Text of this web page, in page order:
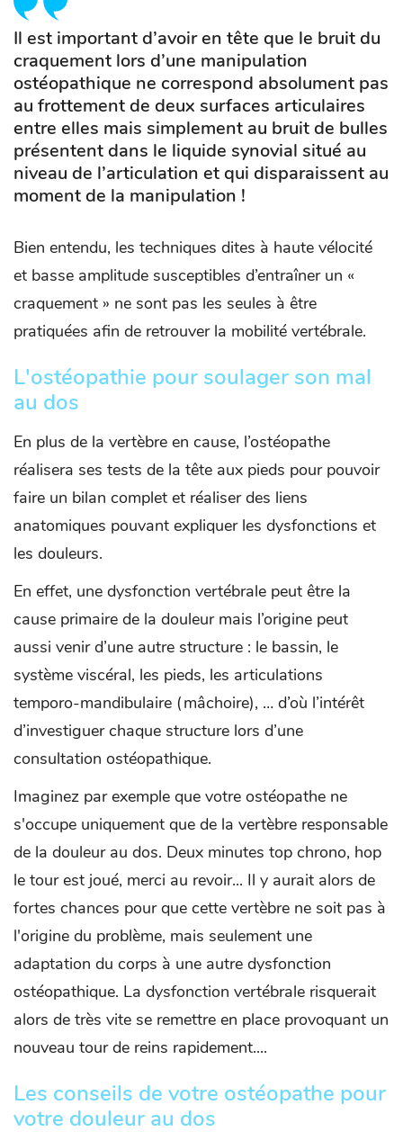
Il est important d’avoir en tête que le bruit du
craquement lors d’une manipulation
ostéopathique ne correspond absolument pas
au frottement de deux surfaces articulaires
entre elles mais simplement au bruit de bulles
présentent dans le liquide synovial situé au
niveau de l’articulation et qui disparaissent au
moment de la manipulation !
Bien entendu, les techniques dites à haute vélocité
et basse amplitude susceptibles d’entraîner un «
craquement » ne sont pas les seules à être
pratiquées afin de retrouver la mobilité vertébrale.
L'ostéopathie pour soulager son mal
au dos
En plus de la vertèbre en cause, l’ostéopathe
réalisera ses tests de la tête aux pieds pour pouvoir
faire un bilan complet et réaliser des liens
anatomiques pouvant expliquer les dysfonctions et
les douleurs.
En effet, une dysfonction vertébrale peut être la
cause primaire de la douleur mais l’origine peut
aussi venir d’une autre structure : le bassin, le
système viscéral, les pieds, les articulations
temporo-mandibulaire (mâchoire), … d’où l’intérêt
d’investiguer chaque structure lors d’une
consultation ostéopathique.
Imaginez par exemple que votre ostéopathe ne
s'occupe uniquement que de la vertèbre responsable
de la douleur au dos. Deux minutes top chrono, hop
le tour est joué, merci au revoir... Il y aurait alors de
fortes chances pour que cette vertèbre ne soit pas à
l'origine du problème, mais seulement une
adaptation du corps à une autre dysfonction
ostéopathique. La dysfonction vertébrale risquerait
alors de très vite se remettre en place provoquant un
nouveau tour de reins rapidement....
Les conseils de votre ostéopathe pour
votre douleur au dos